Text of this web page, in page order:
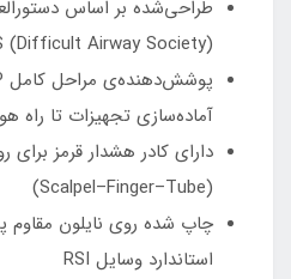
(Difficult Airway Society)
آماده‌سازی تجهیزات تا راه
دارای کادر هشدار قرمز
(Scalpel–Finger–Tube)
چاپ شده روی نایلون مقاوم
استاندارد وسایل RSI